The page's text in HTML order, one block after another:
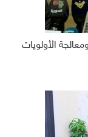
الأولويات